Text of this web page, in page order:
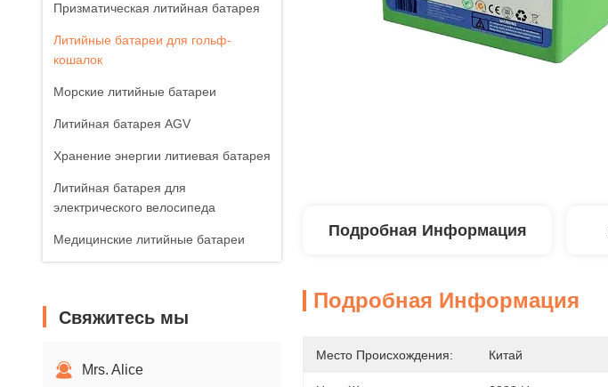
Призматическая литийная батарея
Литийные батареи для гольф-
кошалок
Морские литийные батареи
Литийная батарея AGV
Хранение энергии литиевая батарея
Литийная батарея для
электрического велосипеда
Медицинские литийные батареи
Свяжитесь мы
Mrs. Alice
Подробная Информация
Подробная Информация
Место Происхождения: Китай